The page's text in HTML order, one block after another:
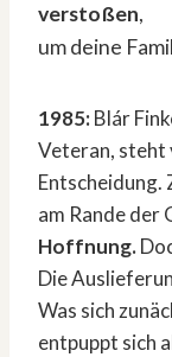
verstoßen,
um deine
1985:Blár
Veteran, steht
Entscheidung.
am Rande der
Hoffnung.
Die
Was sich
entpuppt sich